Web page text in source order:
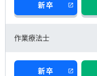
地域医療連携室
新卒
作業療法士
新卒